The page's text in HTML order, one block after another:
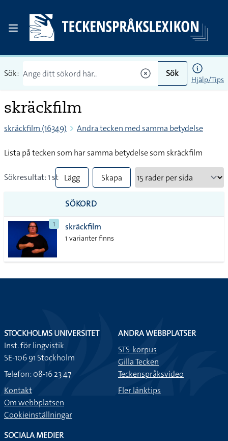
Sök: Sök
Hjälp/Tips
skräckfilm
skräckfilm (16349) Andra tecken med samma betydelse
Lista på tecken som har samma betydelse som skräckfilm
Sökresultat: 1 st Lägg
till
alla i
lista
Skapa
SÖKORD
1 skräckfilm
1 varianter finns
STOCKHOLMS UNIVERSITET
Inst. för lingvistik
SE-106 91 Stockholm
Telefon: 08-16 23 47
Kontakt
Om webbplatsen
Cookieinställningar
ANDRA WEBBPLATSER
STS-korpus
Gilla Tecken
Teckenspråksvideo
Fler länktips
SOCIALA MEDIER